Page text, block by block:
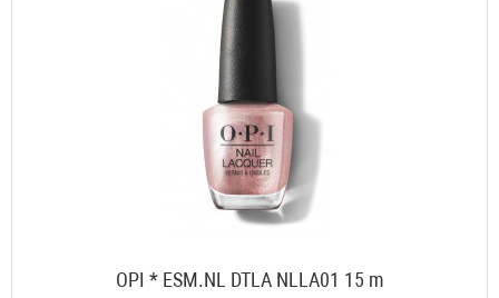
OPI * ESM.NL DTLA NLLA01 15 m